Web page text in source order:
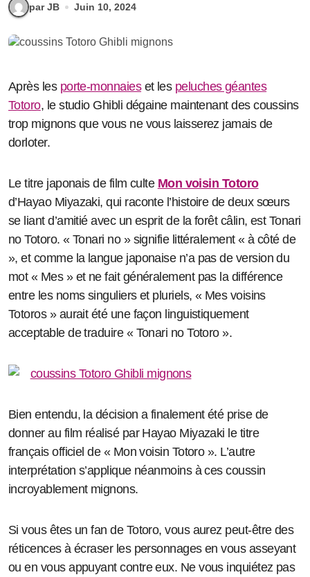
par JB Juin 10, 2024
Après les porte-monnaieset les peluches géantes
Totoro, le studio Ghibli dégaine maintenant des coussins
trop mignons que vous ne vous laisserez jamais de
dorloter.
Le titre japonais de film culte Mon voisin Totoro
d’Hayao Miyazaki, qui raconte l’histoire de deux sœurs
se liant d’amitié avec un esprit de la forêt câlin, est Tonari
no Totoro. « Tonari no » signifie littéralement « à côté de
», et comme la langue japonaise n’a pas de version du
mot « Mes » et ne fait généralement pas la différence
entre les noms singuliers et pluriels, « Mes voisins
Totoros » aurait été une façon linguistiquement
acceptable de traduire « Tonari no Totoro ».
Bien entendu, la décision a finalement été prise de
donner au film réalisé par Hayao Miyazaki le titre
français officiel de « Mon voisin Totoro ». L’autre
interprétation s’applique néanmoins à ces coussin
incroyablement mignons.
Si vous êtes un fan de Totoro, vous aurez peut-être des
réticences à écraser les personnages en vous asseyant
ou en vous appuyant contre eux. Ne vous inquiétez pas